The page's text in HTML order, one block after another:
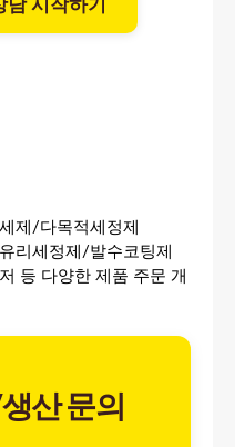
시작하기
제/다목적세정제
리세정제/발수코팅제
등 다양한 제품 주문 개
산 문의